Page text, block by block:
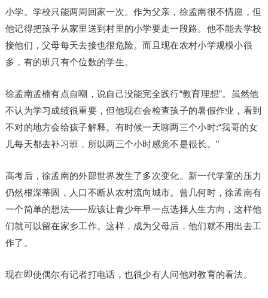
小学。学校只能两周回家一次。作为父亲，徐孟南很不情愿，但
他记得把孩子从家里送到村里的小学要走一段路。他不能去学校
接他们，父母每天去接也很危险。而且现在农村小学规模小很
多，有的班只有个位数的学生。
徐孟南孟楠有点自嘲，说自己没能完全践行“教育理想”。虽然他
不认为学习成绩很重要，但他现在会检查孩子的暑假作业，看到
不对的地方会给孩子解释。有时候一天聊两三个小时:“我哥的女
儿每天都去补习班，所以两三个小时感觉不是很长。”
高考后，徐孟南的外部世界发生了多次变化。新一代学童的压力
仍然根深蒂固，人口不断从农村流向城市。曾几何时，徐孟南有
一个简单的想法——应该让青少年早一点选择人生方向，这样他
们就可以留在家乡工作。这样，成为父母后，他们就不用出去工
作了。
现在即使偶尔有记者打电话，也很少有人问他对教育的看法。